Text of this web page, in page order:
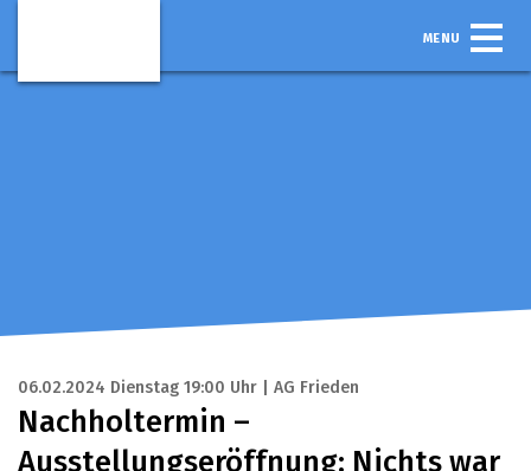
MENU
06.02.2024 Dienstag 19:00 Uhr | AG Frieden
Nachholtermin –
Ausstellungseröffnung: Nichts war